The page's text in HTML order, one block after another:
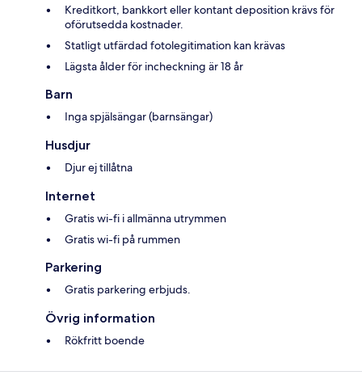
Kreditkort, bankkort eller kontant deposition krävs för
oförutsedda kostnader.
Statligt utfärdad fotolegitimation kan krävas
Lägsta ålder för incheckning är 18 år
Barn
Inga spjälsängar (barnsängar)
Husdjur
Djur ej tillåtna
Internet
Gratis wi-fi i allmänna utrymmen
Gratis wi-fi på rummen
Parkering
Gratis parkering erbjuds.
Övrig information
Rökfritt boende